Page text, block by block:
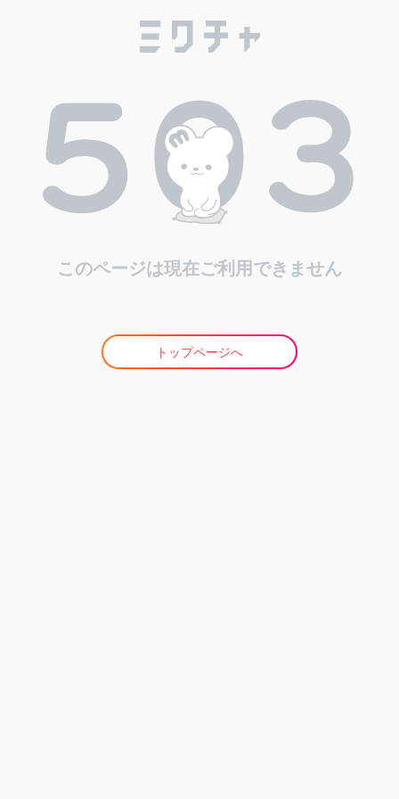
このページは現在ご利用できません